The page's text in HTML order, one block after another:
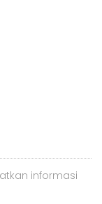
informasi